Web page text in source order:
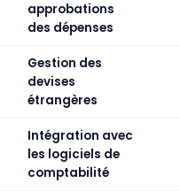
approbations
des dépenses
Gestion des
devises
étrangères
Intégration avec
les logiciels de
comptabilité